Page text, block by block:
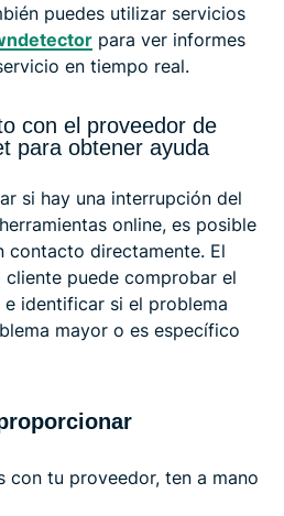
puedes utilizar servicios
para ver informes
en tiempo real.
con el proveedor de
para obtener ayuda
si hay una interrupción del
online, es posible
contacto directamente. El
puede comprobar el
identificar si el problema
mayor o es específico
con tu proveedor, ten a mano